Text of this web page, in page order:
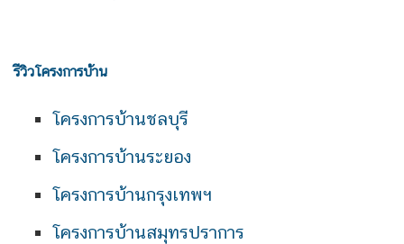
รีวิวโครงการบ้าน
โครงการบ้านชลบุรี
โครงการบ้านระยอง
โครงการบ้านกรุงเทพฯ
โครงการบ้านสมุทรปราการ